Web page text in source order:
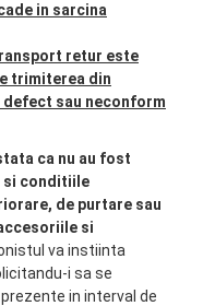
in sarcina
retur este
trimiterea din
sau neconform
ca nu au fost
si conditiile
de purtare sau
si
va instiinta
i sa se
in interval de